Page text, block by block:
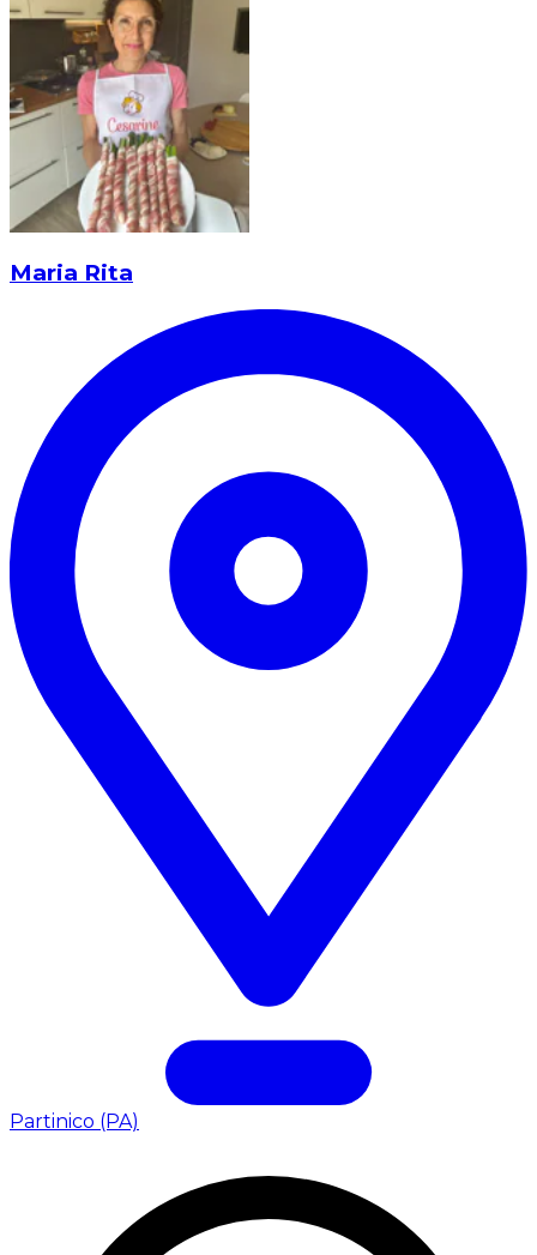
Maria Rita
Partinico (PA)